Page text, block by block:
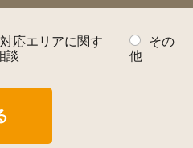
対応エリアに関す
談
その
他